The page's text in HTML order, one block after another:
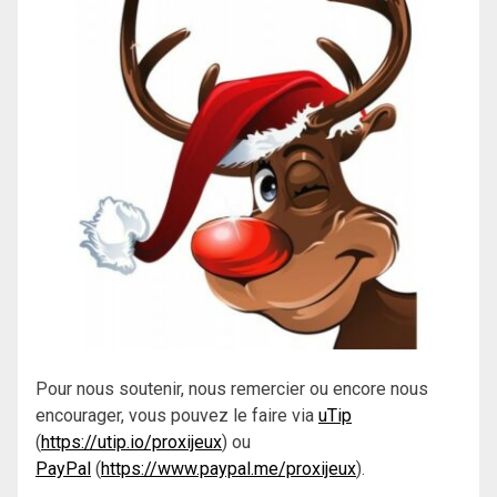
Pour nous soutenir, nous remercier ou encore nous
encourager, vous pouvez le faire via uTip
(https://utip.io/proxijeux) ou
PayPal (https://www.paypal.me/proxijeux).